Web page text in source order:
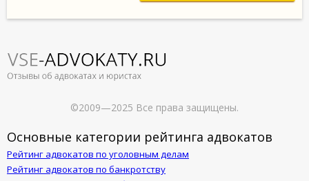
©2009—2025 Все права защищены.
Основные категории рейтинга адвокатов
Рейтинг адвокатов по уголовным делам
Рейтинг адвокатов по банкротству